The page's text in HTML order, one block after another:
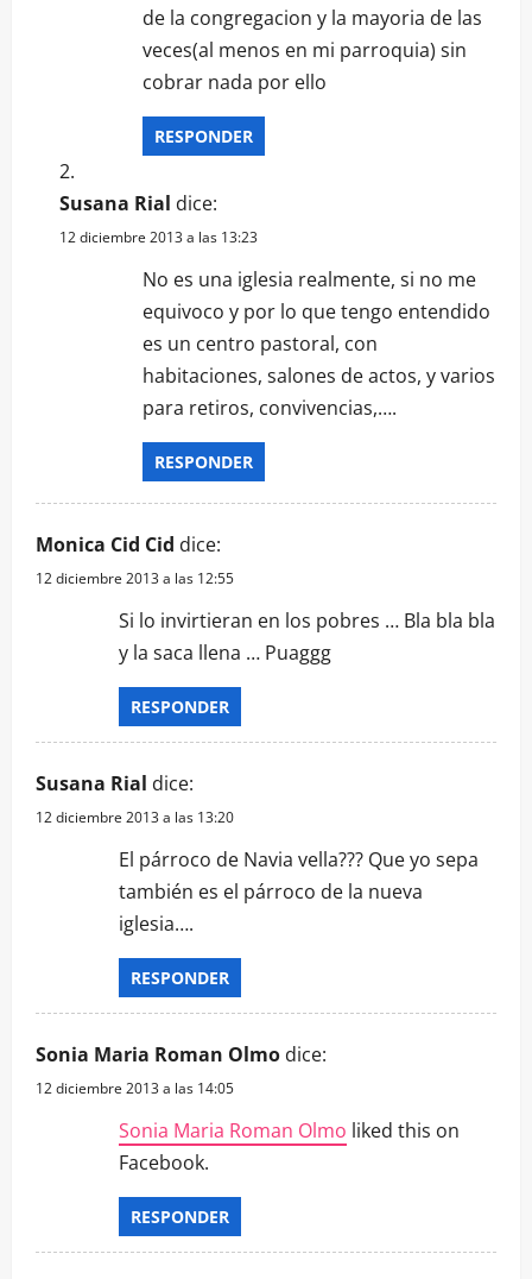
de la congregacion y la mayoria de las
veces(al menos en mi parroquia) sin
cobrar nada por ello
RESPONDER
Susana Rial dice:
12 diciembre 2013 a las 13:23
No es una iglesia realmente, si no me
equivoco y por lo que tengo entendido
es un centro pastoral, con
habitaciones, salones de actos, y varios
para retiros, convivencias,….
RESPONDER
Monica Cid Cid dice:
12 diciembre 2013 a las 12:55
Si lo invirtieran en los pobres … Bla bla bla
y la saca llena … Puaggg
RESPONDER
Susana Rial dice:
12 diciembre 2013 a las 13:20
El párroco de Navia vella??? Que yo sepa
también es el párroco de la nueva
iglesia….
RESPONDER
Sonia Maria Roman Olmo dice:
12 diciembre 2013 a las 14:05
Sonia Maria Roman Olmo liked this on
Facebook.
RESPONDER